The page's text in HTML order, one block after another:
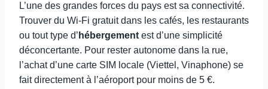
L’une des grandes forces du pays est sa connectivité.
Trouver du Wi-Fi gratuit dans les cafés, les restaurants
ou tout type d’ hébergement est d’une simplicité
déconcertante. Pour rester autonome dans la rue,
l’achat d’une carte SIM locale (Viettel, Vinaphone) se
fait directement à l’aéroport pour moins de 5 €.